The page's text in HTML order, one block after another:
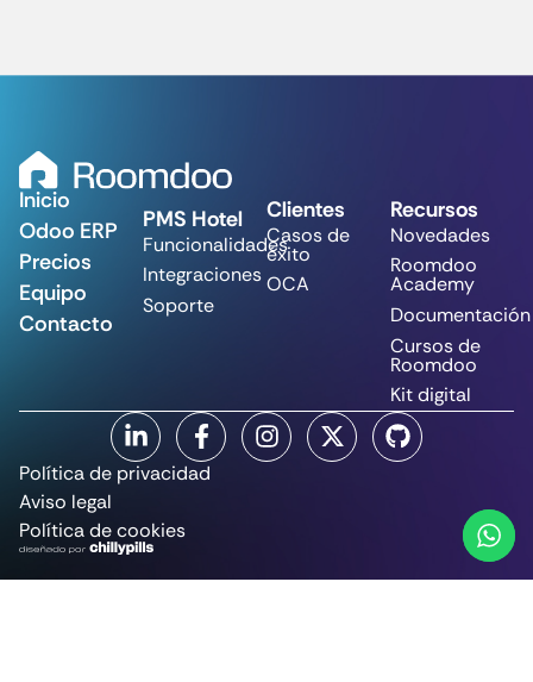
Inicio
Odoo ERP
Precios
Equipo
Contacto
PMS Hotel
Funcionalidades
Integraciones
Soporte
Clientes
Casos de
éxito
OCA
Recursos
Novedades
Roomdoo
Academy
Documentación
Cursos de
Roomdoo
Kit digital
Política de privacidad
Aviso legal
Política de cookies